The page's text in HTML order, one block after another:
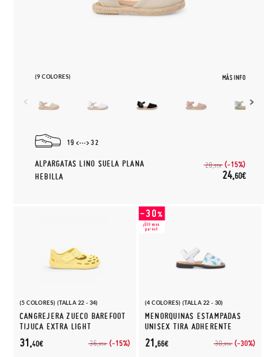
(9 COLORES) MÁS INFO
19 32
ALPARGATAS LINO SUELA PLANA
HEBILLA
28,95€ (-15%)
24,60€
(5 COLORES) (TALLA 22 - 34)
CANGREJERA ZUECO BAREFOOT
TIJUCA EXTRA LIGHT
36,95€ (-15%)
31,40€
(4 COLORES) (TALLA 22 - 30)
MENORQUINAS ESTAMPADAS
UNISEX TIRA ADHERENTE
30,95€ (-30%)
21,66€